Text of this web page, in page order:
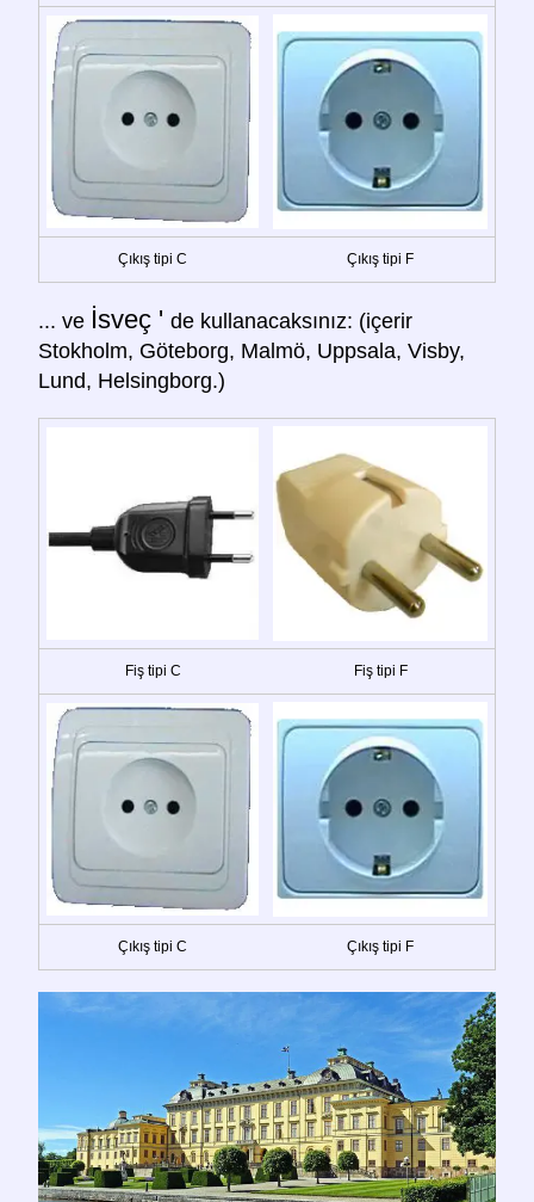
Çıkış tipi C Çıkış tipi F
... ve İsveç ' de kullanacaksınız: (içerir
Stokholm, Göteborg, Malmö, Uppsala, Visby,
Lund, Helsingborg.)
Fiş tipi C Fiş tipi F
Çıkış tipi C Çıkış tipi F